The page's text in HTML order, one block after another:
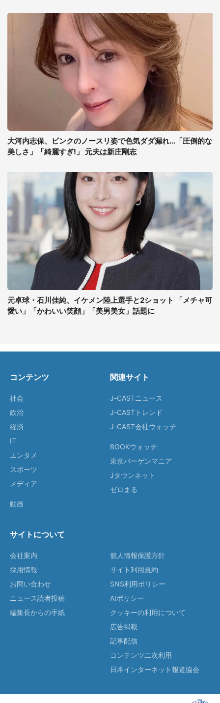
大河内志保、ピンクのノースリ姿で色気ダダ漏れ...「圧倒的な
美しさ」「綺麗すぎ!」 元夫は新庄剛志
元卓球・石川佳純、イケメン陸上選手と2ショット 「メチャ可
愛い」「かわいい笑顔」「美男美女」話題に
コンテンツ
社会
政治
経済
IT
エンタメ
スポーツ
メディア
動画
関連サイト
J-CASTニュース
J-CASTトレンド
J-CAST会社ウォッチ
BOOKウォッチ
東京バーゲンマニア
Jタウンネット
ゼロまる
サイトについて
会社案内
採用情報
お問い合わせ
ニュース読者投稿
編集長からの手紙
個人情報保護方針
サイト利用規約
SNS利用ポリシー
AIポリシー
クッキーの利用について
広告掲載
記事配信
コンテンツ二次利用
日本インターネット報道協会